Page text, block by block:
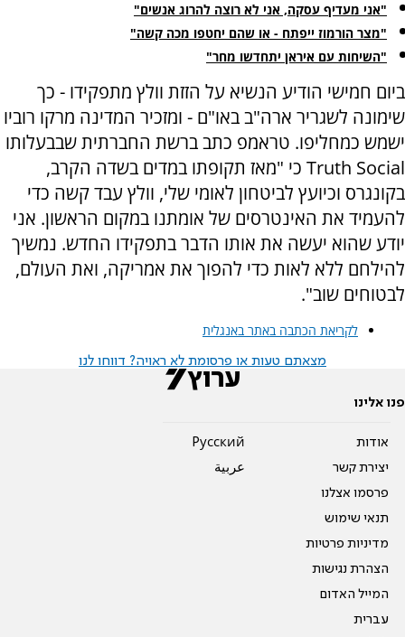
"אני מעדיף עסקה, אני לא רוצה להרוג אנשים"
"מצר הורמוז ייפתח - או שהם יחטפו מכה קשה"
"השיחות עם איראן יתחדשו מחר"
ביום חמישי הודיע הנשיא על הזזת וולץ מתפקידו - כך
שימונה לשגריר ארה"ב באו"ם - ומזכיר המדינה מרקו רוביו
ישמש כמחליפו. טראמפ כתב ברשת החברתית שבבעלותו
Truth Social כי "מאז תקופתו במדים בשדה הקרב,
בקונגרס וכיועץ לביטחון לאומי שלי, וולץ עבד קשה כדי
להעמיד את האינטרסים של אומתנו במקום הראשון. אני
יודע שהוא יעשה את אותו הדבר בתפקידו החדש. נמשיך
להילחם ללא לאות כדי להפוך את אמריקה, ואת העולם,
לבטוחים שוב".
לקריאת הכתבה באתר באנגלית
מצאתם טעות או פרסומת לא ראויה? דווחו לנו
פנו אלינו
אודות
יצירת קשר
פרסמו אצלנו
תנאי שימוש
מדיניות פרטיות
הצהרת נגישות
המייל האדום
עברית
Pусский
عربية